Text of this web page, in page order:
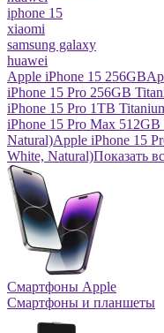
iphone 15
xiaomi
samsung galaxy
huawei
Apple iPhone 15 256GB
iPhone 15 Pro 256GB
iPhone 15 Pro 1TB
iPhone 15 Pro Max
Natural)Apple iPhone 15
White, Natural)Показать
Смартфоны Apple
Смартфоны и планшеты